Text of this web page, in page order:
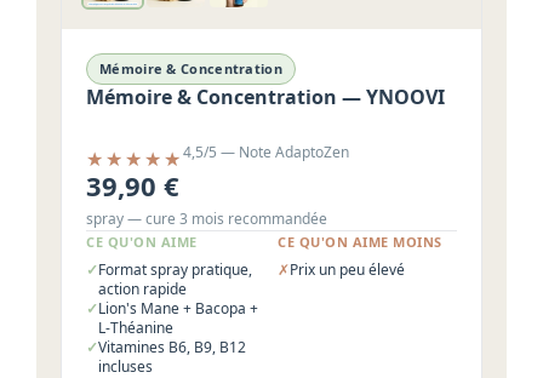
Mémoire & Concentration
Mémoire & Concentration — YNOOVI
4,5/5 — Note AdaptoZen
39,90 €
spray — cure 3 mois recommandée
CE QU'ON AIME
Format spray pratique,
action rapide
Lion's Mane + Bacopa +
L-Théanine
Vitamines B6, B9, B12
incluses
CE QU'ON AIME MOINS
Prix un peu élevé